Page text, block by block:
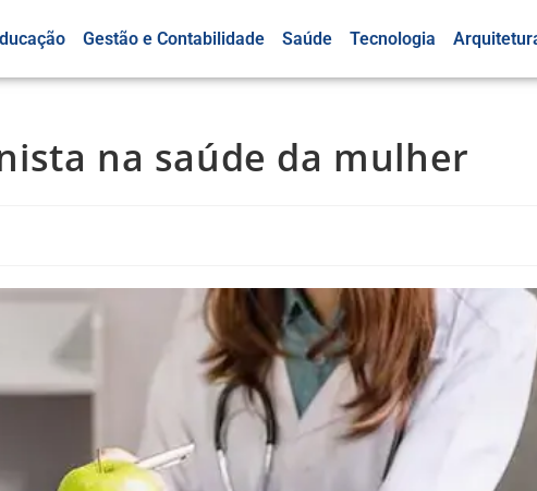
Gestão e Contabilidade Saúde Tecnologia
na saúde da mulher